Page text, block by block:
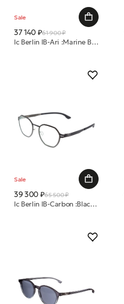
Sale
37 140 ₽61 900 ₽
Ic Berlin IB-Ari :Marine Blue Pearl Pop :RX-Clear :Donnerstag оправа
Sale
39 300 ₽65 500 ₽
Ic Berlin IB-Carbon :Black-Gun-Metal :RX-Clear :Donnerstag оправа